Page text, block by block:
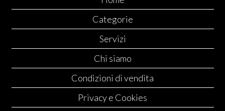
Categorie
Servizi
Chi siamo
Condizioni di vendita
Privacy e Cookies